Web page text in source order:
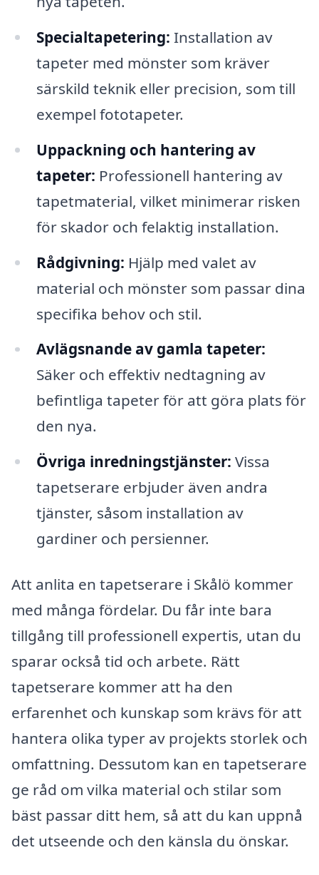
Specialtapetering: Installation av
tapeter med mönster som kräver
särskild teknik eller precision, som till
exempel fototapeter.
Uppackning och hantering av
tapeter: Professionell hantering av
tapetmaterial, vilket minimerar risken
för skador och felaktig installation.
Rådgivning: Hjälp med valet av
material och mönster som passar dina
specifika behov och stil.
Avlägsnande av gamla tapeter:
Säker och effektiv nedtagning av
befintliga tapeter för att göra plats för
den nya.
Övriga inredningstjänster: Vissa
tapetserare erbjuder även andra
tjänster, såsom installation av
gardiner och persienner.
Att anlita en tapetserare i Skålö kommer
med många fördelar. Du får inte bara
tillgång till professionell expertis, utan du
sparar också tid och arbete. Rätt
tapetserare kommer att ha den
erfarenhet och kunskap som krävs för att
hantera olika typer av projekts storlek och
omfattning. Dessutom kan en tapetserare
ge råd om vilka material och stilar som
bäst passar ditt hem, så att du kan uppnå
det utseende och den känsla du önskar.